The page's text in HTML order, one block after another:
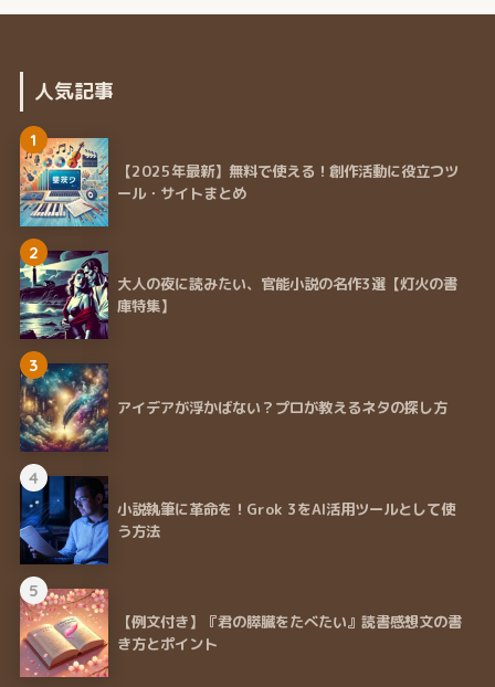
人気記事
1
【2025年最新】無料で使える！創作活動に役立つツ
ール・サイトまとめ
2
大人の夜に読みたい、官能小説の名作3選【灯火の書
庫特集】
3
アイデアが浮かばない？プロが教えるネタの探し方
4
小説執筆に革命を！Grok 3をAI活用ツールとして使
う方法
5
【例文付き】『君の膵臓をたべたい』読書感想文の書
き方とポイント